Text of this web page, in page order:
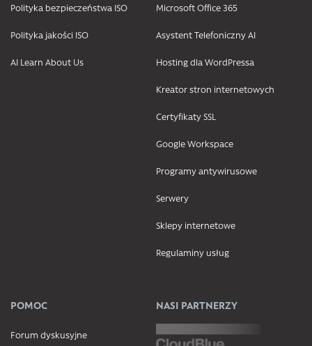
Polityka bezpieczeństwa ISO
Polityka jakości ISO
AI Learn About Us
Microsoft Office 365
Asystent Telefoniczny AI
Hosting dla WordPressa
Kreator stron internetowych
Certyfikaty SSL
Google Workspace
Programy antywirusowe
Serwery
Sklepy internetowe
Regulaminy usług
POMOC
Forum dyskusyjne
NASI PARTNERZY